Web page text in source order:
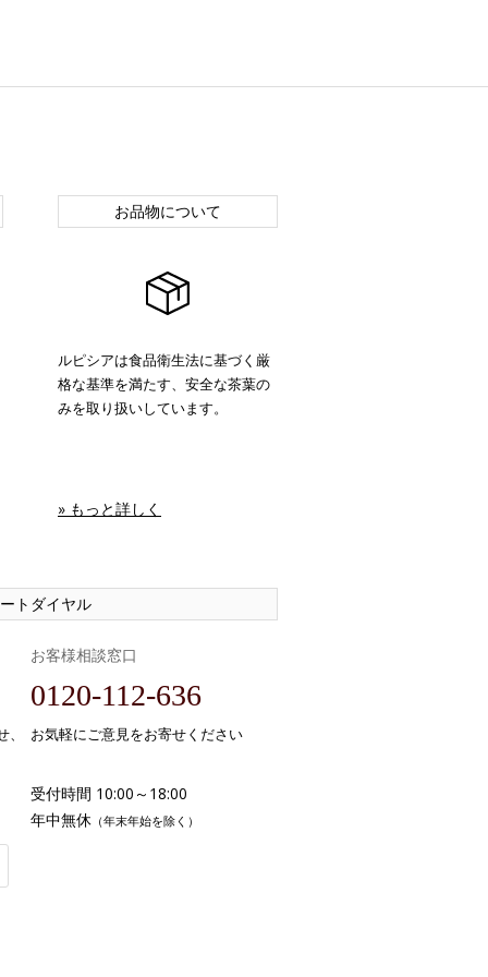
お品物について
ルピシアは食品衛生法に基づく厳
格な基準を満たす、安全な茶葉の
みを取り扱いしています。
» もっと詳しく
トダイヤル
お客様相談窓口
0120-112-636
お気軽にご意見をお寄せください
受付時間 10:00～18:00
年中無休 （年末年始を除く）